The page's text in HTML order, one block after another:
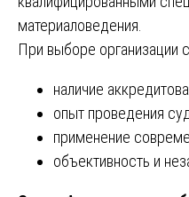
материаловедения.
При выборе организации
наличие
опыт проведения
применение
объективность и